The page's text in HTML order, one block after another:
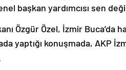
başkan yardımcısı sen
Özgür Özel, İzmir Buca’da
yaptığı konuşmada, AKP